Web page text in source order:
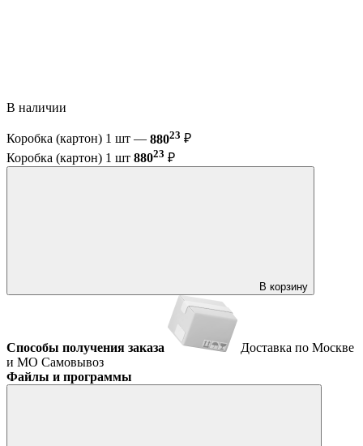
В наличии
Коробка (картон) 1 шт — 88023 ₽
Коробка (картон) 1 шт 88023 ₽
В корзину
Способы получения заказа
Доставка по Москве
и МО Самовывоз
Файлы и программы